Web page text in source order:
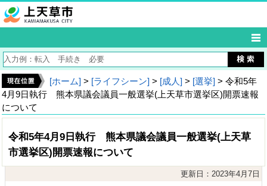
[ホーム] > [ライフシーン] > [成人] > [選挙] > 令和5年
4月9日執行 熊本県議会議員一般選挙(上天草市選挙区)開票速報
について
令和5年4月9日執行 熊本県議会議員一般選挙(上天草
市選挙区)開票速報について
更新日：2023年4月7日